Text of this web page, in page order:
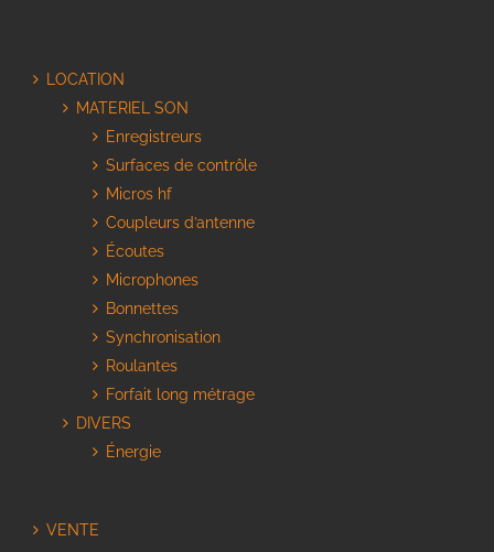
LOCATION
MATERIEL SON
Enregistreurs
Surfaces de contrôle
Micros hf
Coupleurs d’antenne
Écoutes
Microphones
Bonnettes
Synchronisation
Roulantes
Forfait long métrage
DIVERS
Énergie
VENTE